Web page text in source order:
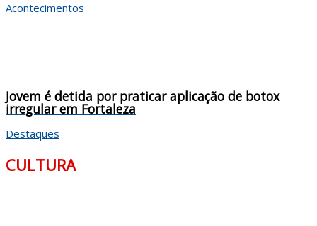
Acontecimentos
Jovem é detida por praticar aplicação de botox
irregular em Fortaleza
Destaques
CULTURA